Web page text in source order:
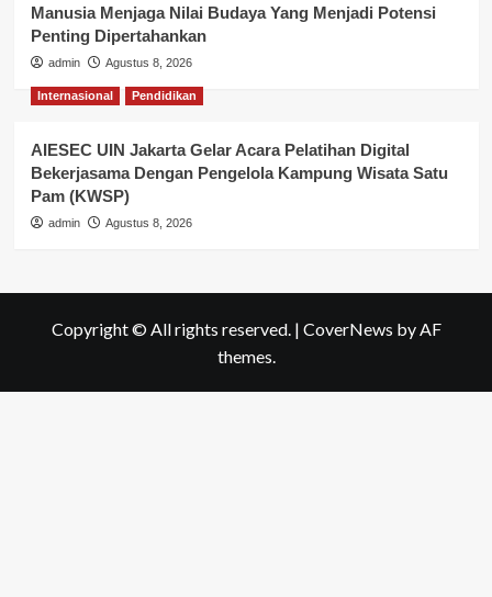
Manusia Menjaga Nilai Budaya Yang Menjadi Potensi
Penting Dipertahankan
admin Agustus 8, 2026
Internasional Pendidikan
AIESEC UIN Jakarta Gelar Acara Pelatihan Digital
Bekerjasama Dengan Pengelola Kampung Wisata Satu
Pam (KWSP)
admin Agustus 8, 2026
Copyright © All rights reserved. | CoverNews by AF
themes.